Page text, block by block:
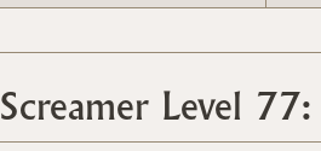
Level 77: